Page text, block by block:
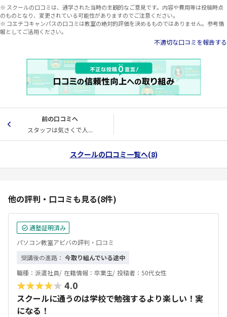
※ スクールの口コミは、通学された当時の主観的なご意見です。内容や費用等は投稿時点
のものとなり、変更されている可能性がありますのでご注意ください。
※ コエテコキャンパスの口コミは教室の絶対的評価を決めるものではありません。参考情
報としてご活用ください。
不適切な口コミを報告する
前の口コミへ
スタッフは気さくで人...
スクールの口コミ一覧へ(8)
他の評判・口コミも見る(8件)
通塾証明済み
パソコン教室アビバの評判・口コミ
受講後の進路： 今取り組んでいる途中
職種： 派遣社員/ 在籍情報： 卒業生/ 投稿者： 50代女性
★★★★★4.0
スクールに通うのは学校で勉強するより楽しい！実
になる！